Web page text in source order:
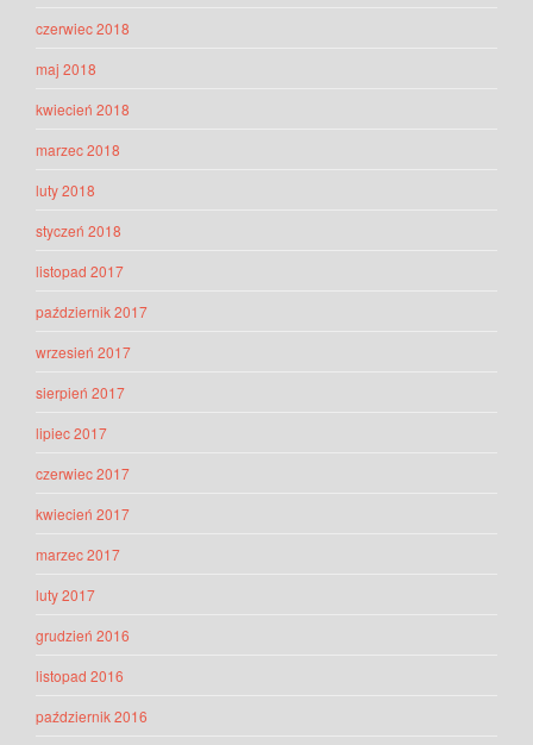
czerwiec 2018
maj 2018
kwiecień 2018
marzec 2018
luty 2018
styczeń 2018
listopad 2017
październik 2017
wrzesień 2017
sierpień 2017
lipiec 2017
czerwiec 2017
kwiecień 2017
marzec 2017
luty 2017
grudzień 2016
listopad 2016
październik 2016